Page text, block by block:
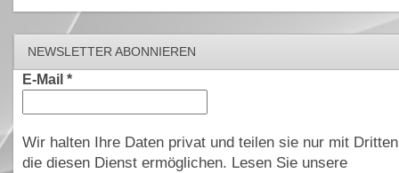
NEWSLETTER ABONNIEREN
E-Mail *
Wir halten Ihre Daten privat und teilen sie nur mit
die diesen Dienst ermöglichen. Lesen Sie unsere